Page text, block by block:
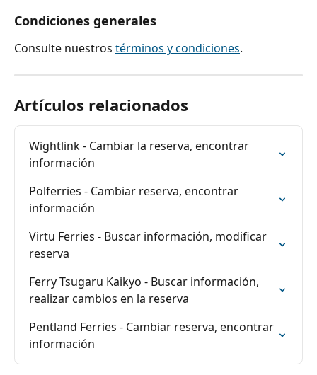
Condiciones generales
Consulte nuestros términos y condiciones.
Artículos relacionados
Wightlink - Cambiar la reserva, encontrar
información
Polferries - Cambiar reserva, encontrar
información
Virtu Ferries - Buscar información, modificar
reserva
Ferry Tsugaru Kaikyo - Buscar información,
realizar cambios en la reserva
Pentland Ferries - Cambiar reserva, encontrar
información